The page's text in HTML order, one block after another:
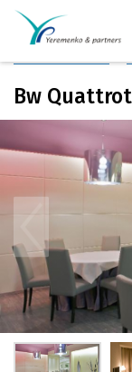
Италия
Bw